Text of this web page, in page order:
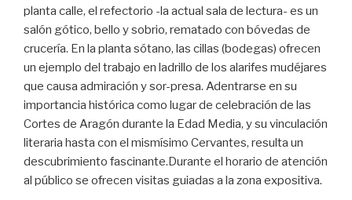
planta calle, el refectorio -la actual sala de lectura- es un
salón gótico, bello y sobrio, rematado con bóvedas de
crucería. En la planta sótano, las cillas (bodegas) ofrecen
un ejemplo del trabajo en ladrillo de los alarifes mudéjares
que causa admiración y sor-presa. Adentrarse en su
importancia histórica como lugar de celebración de las
Cortes de Aragón durante la Edad Media, y su vinculación
literaria hasta con el mismísimo Cervantes, resulta un
descubrimiento fascinante.Durante el horario de atención
al público se ofrecen visitas guiadas a la zona expositiva.